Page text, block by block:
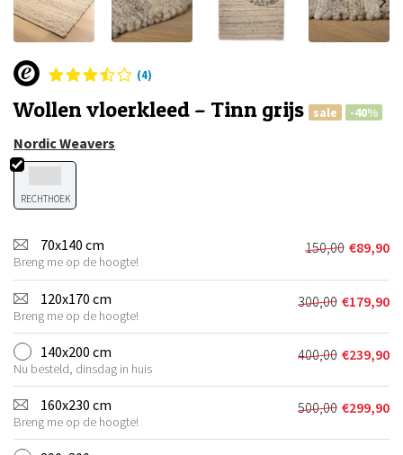
(4)
Wollen vloerkleed – Tinn grijs sale -40%
Nordic Weavers
RECHTHOEK
70x140 cm
Breng me op de hoogte!
150,00
prijs
was:
€150,00.
€89,90
Huidige
prijs
is:
€89,90.
120x170 cm
Breng me op de hoogte!
300,00
prijs
was:
€300,00.
€179,90
Huidige
prijs
is:
€179,90.
140x200 cm
Nu besteld, dinsdag in huis
400,00
prijs
was:
€400,00.
€239,90
Huidige
prijs
is:
€239,90.
160x230 cm
Breng me op de hoogte!
500,00
prijs
€299,90
Huidige
prijs